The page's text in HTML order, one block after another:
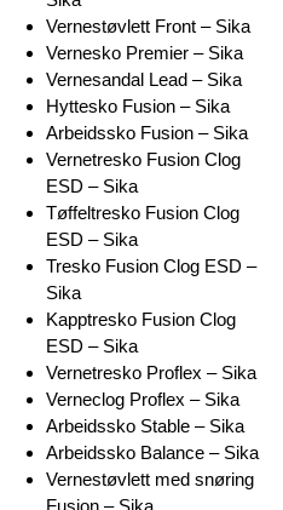
Vernestøvlett Front – Sika
Vernesko Premier – Sika
Vernesandal Lead – Sika
Hyttesko Fusion – Sika
Arbeidssko Fusion – Sika
Vernetresko Fusion Clog
ESD – Sika
Tøffeltresko Fusion Clog
ESD – Sika
Tresko Fusion Clog ESD –
Sika
Kapptresko Fusion Clog
ESD – Sika
Vernetresko Proflex – Sika
Verneclog Proflex – Sika
Arbeidssko Stable – Sika
Arbeidssko Balance – Sika
Vernestøvlett med snøring
Fusion – Sika